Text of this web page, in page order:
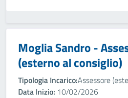
Moglia Sandro -
(esterno al consiglio)
Tipologia Incarico:Assessore
Data Inizio: 10/02/2026